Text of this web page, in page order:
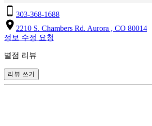
303-368-1688
2210 S. Chambers Rd. Aurora , CO 80014
정보 수정 요청
별점 리뷰
리뷰 쓰기